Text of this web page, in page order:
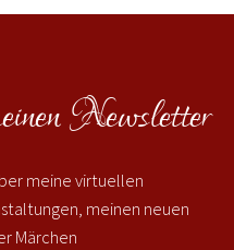
Newsletter
meine virtuellen
meinen neuen
Märchen